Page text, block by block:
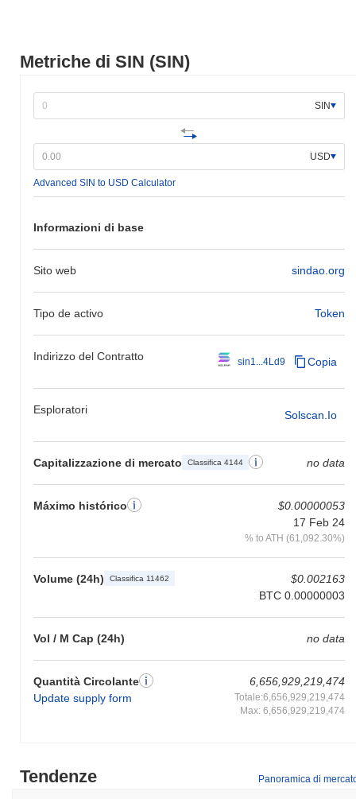
Metriche di SIN (SIN)
SIN
USD
Advanced SIN to USD Calculator
Informazioni di base
Sito web sindao.org
Tipo de activo Token
Indirizzo del Contratto sin1...4Ld9 Copia
Esploratori Solscan.io
Capitalizzazione di mercato Classifica 4144 no data
Máximo histórico
$0.00000053
17 Feb 24
% to ATH (61,092.30%)
Volume (24h) Classifica 11462
$0.002163
BTC 0.00000003
Vol / M Cap (24h) no data
Quantità Circolante
Update supply form
6,656,929,219,474
Totale:6,656,929,219,474
Max: 6,656,929,219,474
Tendenze Panoramica di